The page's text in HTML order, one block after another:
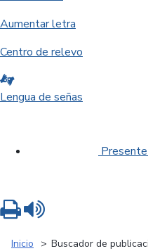
Aumentar letra
Centro de relevo
Lengua de señas
Inicio Buscador de
Imprimir